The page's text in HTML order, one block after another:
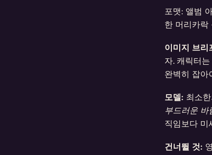
포맷: 앨범
한 머리카락
이미지 브리
자. 캐릭터
완벽히 잡아
모델: 최소
부드러운 바
직임보다 미
건너뛸 것: